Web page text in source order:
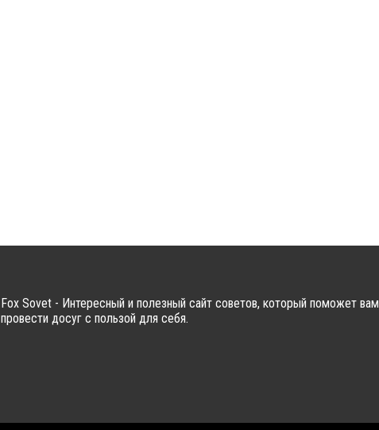
Fox Sovet - Интересный и полезный сайт советов, который поможет вам
провести досуг с пользой для себя.